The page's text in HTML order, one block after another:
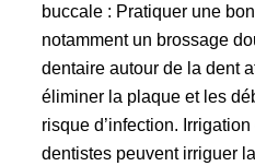
buccale : Pratiquer une
notamment un brossage
dentaire autour de la dent
éliminer la plaque et les
risque d’infection.
dentistes peuvent irriguer